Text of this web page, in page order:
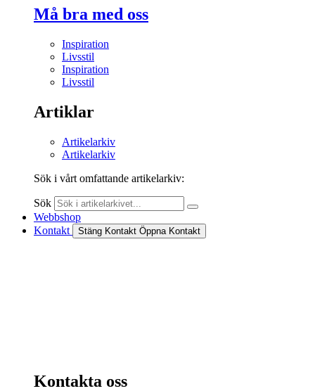
Må bra med oss
Inspiration
Livsstil
Inspiration
Livsstil
Artiklar
Artikelarkiv
Artikelarkiv
Sök i vårt omfattande artikelarkiv:
Sök
Webbshop
Kontakt
Stäng Kontakt Öppna Kontakt
Kontakta oss